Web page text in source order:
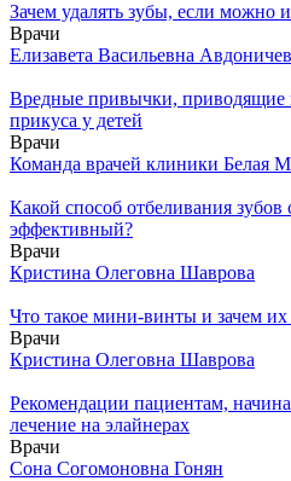
Зачем удалять зубы, если можно
Врачи
Елизавета Васильевна
Вредные привычки, приводящие
прикуса у детей
Врачи
Команда врачей клиники Белая
Какой способ отбеливания
эффективный?
Врачи
Кристина Олеговна Шаврова
Что такое мини-винты и зачем
Врачи
Кристина Олеговна Шаврова
Рекомендации пациентам,
лечение на элайнерах
Врачи
Сона Согомоновна Гонян